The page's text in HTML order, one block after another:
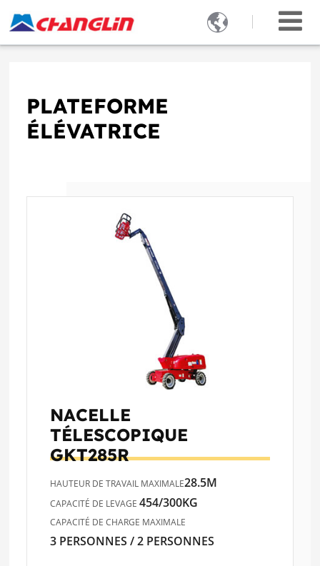

PLATEFORME
ÉLÉVATRICE
NACELLE
TÉLESCOPIQUE
GKT285R
HAUTEUR DE TRAVAIL MAXIMALE28.5M
CAPACITÉ DE LEVAGE454/300KG
CAPACITÉ DE CHARGE MAXIMALE
3 PERSONNES / 2 PERSONNES